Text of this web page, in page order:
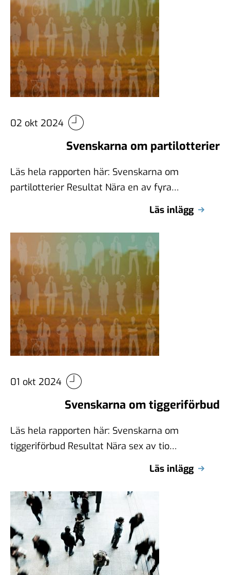
02 okt 2024
Svenskarna om partilotterier
Läs hela rapporten här: Svenskarna om
partilotterier Resultat Nära en av fyra
Läs inlägg
01 okt 2024
Svenskarna om tiggeriförbud
Läs hela rapporten här: Svenskarna om
tiggeriförbud Resultat Nära sex av tio
Läs inlägg